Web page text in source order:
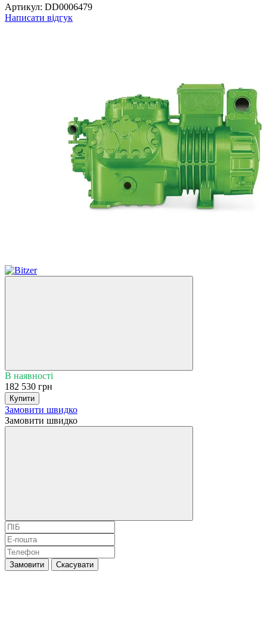
Артикул: DD0006479
Написати відгук
В наявності
182 530 грн
Купити
Замовити швидко
Замовити швидко
Замовити Скасувати